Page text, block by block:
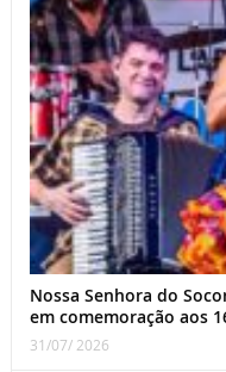
Nossa Senhora do
em comemoração aos
31/07/ 2026